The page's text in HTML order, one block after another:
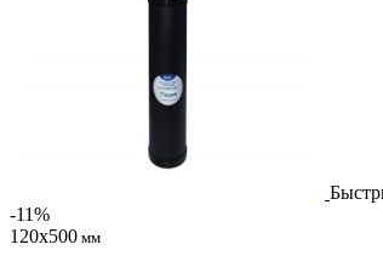
-11%
120х500 мм